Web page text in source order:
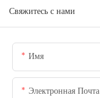
Свяжитесь с нами
Имя
Электронная Почта